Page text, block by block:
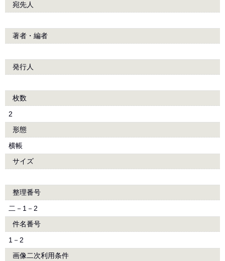
宛先人
著者・編者
発行人
枚数
2
形態
横帳
サイズ
整理番号
二－1－2
件名番号
1－2
画像二次利用条件